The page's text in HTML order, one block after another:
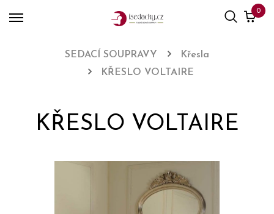
0
SEDACÍ SOUPRAVY
Křesla
KŘESLO VOLTAIRE
KŘESLO VOLTAIRE